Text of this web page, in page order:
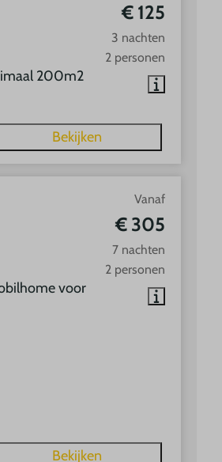
€ 125
3 nachten
2 personen
200m2
Bekijken
Vanaf
€ 305
7 nachten
2 personen
voor
Bekijken